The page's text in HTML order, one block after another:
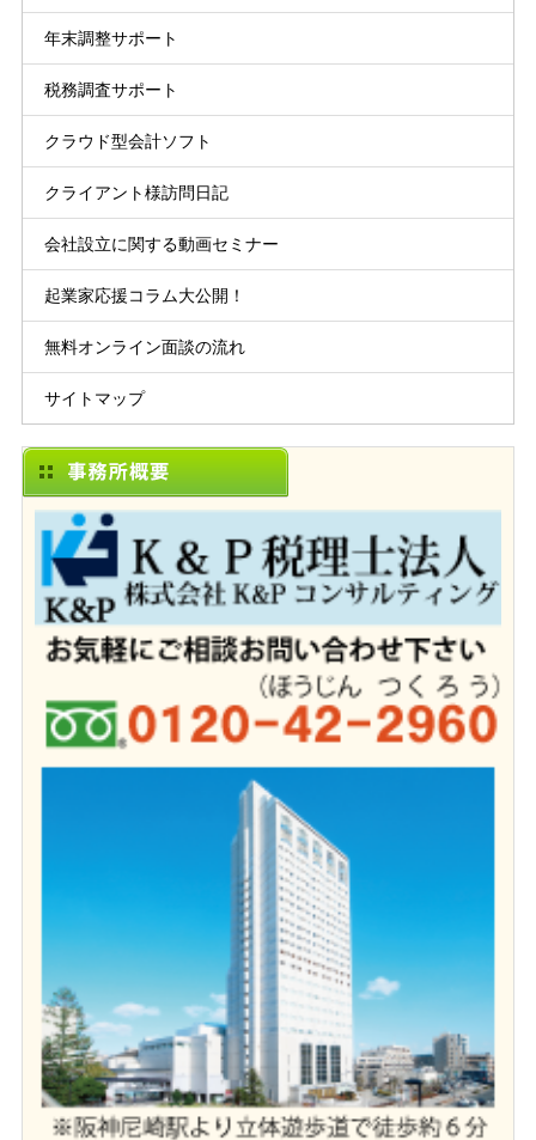
年末調整サポート
税務調査サポート
クラウド型会計ソフト
クライアント様訪問日記
会社設立に関する動画セミナー
起業家応援コラム大公開！
無料オンライン面談の流れ
サイトマップ